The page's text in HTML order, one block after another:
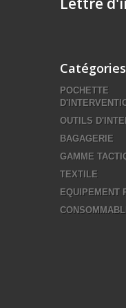
Catégories
POCHETTE
OUTILS
BAGAGERIE
GAMME
TEXTILE
EQUIPEMENT